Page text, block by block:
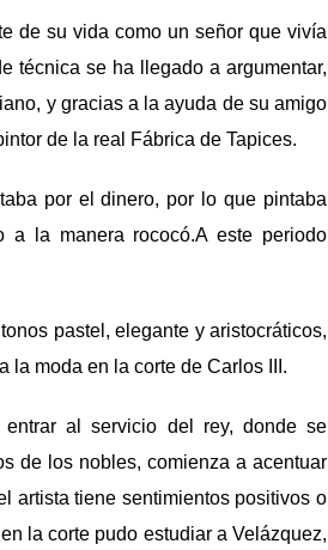
de su vida como un señor que vivía
técnica se ha llegado a argumentar,
y gracias a la ayuda de su amigo
de la real Fábrica de Tapices.
por el dinero, por lo que pintaba
a la manera rococó.A este periodo
pastel, elegante y aristocráticos,
la moda en la corte de Carlos III.
al servicio del rey, donde se
de los nobles, comienza a acentuar
artista tiene sentimientos positivos o
la corte pudo estudiar a Velázquez,